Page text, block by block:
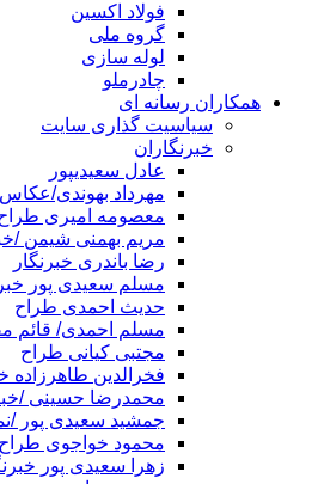
فولاد اکسین
گروه ملی
لوله سازی
چادرملو
همکاران رسانه ای
سیاسیت گذاری سایت
خبرنگاران
عادل سعیدیپور
مهرداد بهوندی/
معصومه امیری
مریم بهمنی شیمن /
رضا باندری خبرنگار
مسلم سعیدی پور
حدیث احمدی طراح
مسلم احمدی/ قائم
مجتبی کیانی طراح
فخرالدین طاهرزاده
محمدرضا حسینی /
جمشید سعیدی پور /
محمود خواجوی طراح
زهرا سعیدی پور